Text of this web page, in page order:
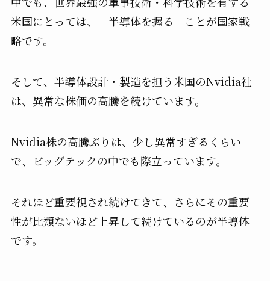
米国にとっては、「半導体を握る」ことが国家戦
略です。
そして、半導体設計・製造を担う米国のNvidia社
は、異常な株価の高騰を続けています。
Nvidia株の高騰ぶりは、少し異常すぎるくらい
で、ビッグテックの中でも際立っています。
それほど重要視され続けてきて、さらにその重要
性が比類ないほど上昇して続けているのが半導体
です。